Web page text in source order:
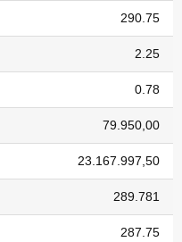
290.75
2.25
0.78
79.950,00
23.167.997,50
289.781
287.75